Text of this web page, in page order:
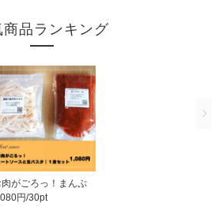
商品ランキング
肉がごろっ！まんぷ
ートソースと生..
円/30pt